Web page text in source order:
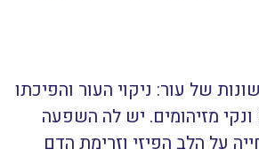
של עור: ניקוי העור והפיכתו
ונקי מזיהומים. יש לה השפעה
על הלב הפיזי וזרימת הדם